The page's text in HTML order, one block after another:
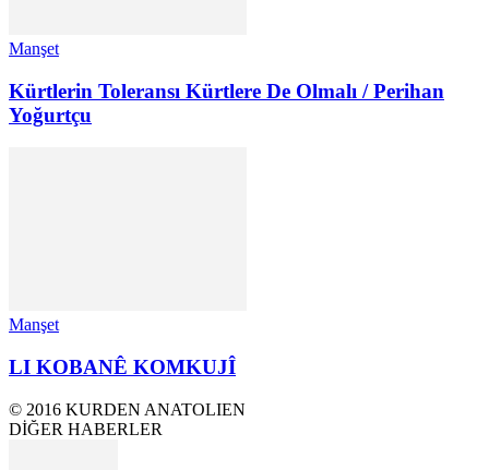
Manşet
Kürtlerin Toleransı Kürtlere De Olmalı / Perihan
Yoğurtçu
Manşet
LI KOBANÊ KOMKUJÎ
© 2016 KURDEN ANATOLIEN
DİĞER HABERLER